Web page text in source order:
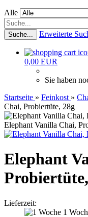
Alle
Suche... Erweiterte
0,00 EUR
Sie haben
Startseite » Feinkost »
Chai, Probiertüte, 28g
Elephant Vanilla Chai,
Elephant
Lieferzeit:
1